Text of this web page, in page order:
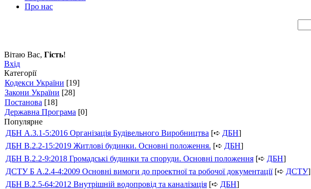
Про нас
Вітаю Вас, Гість!
Вхід
Категорії
Кодекси України [19]
Закони України [28]
Постанова [18]
Державна Програма [0]
Популярне
ДБН А.3.1-5:2016 Організація Будівельного Виробництва [➪ ДБН]
ДБН В.2.2-15:2019 Житлові будинки. Основні положення. [➪ ДБН]
ДБН В.2.2-9:2018 Громадські будинки та споруди. Основні положення [➪ ДБН]
ДСТУ Б А.2.4-4:2009 Основні вимоги до проектної та робочої документації[➪ ДСТУ]
ДБН В.2.5-64:2012 Внутрішній водопровід та каналізація [➪ ДБН]